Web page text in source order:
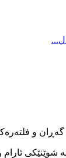
و
ئارام و